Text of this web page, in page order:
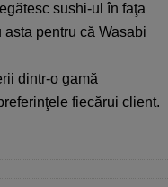
sushi-ul în faţa
pentru că Wasabi
dintr-o gamă
fiecărui client.